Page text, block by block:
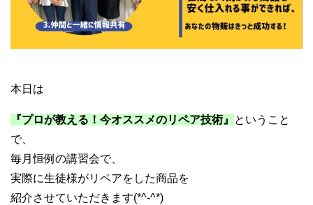
本日は
『プロが教える！今オススメのリペア技術』
ということ
で、
毎月恒例の講習会で、
実際に生徒様がリペアをした商品を
紹介させていただきます(*^-^*)